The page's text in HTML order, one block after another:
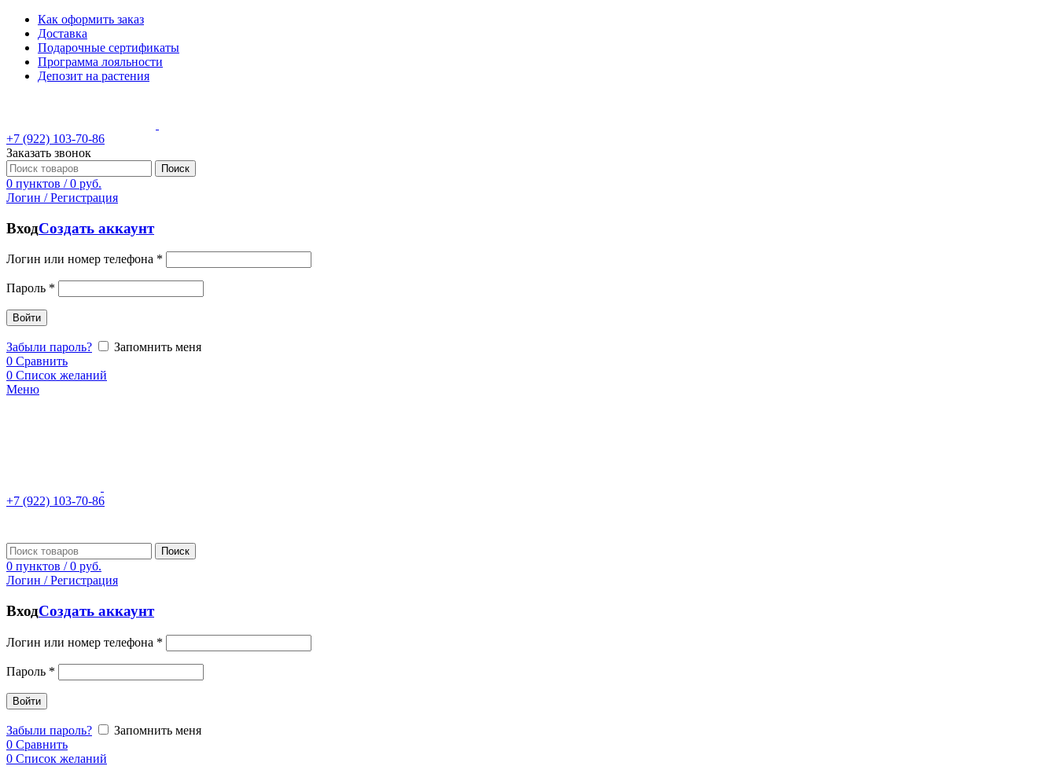
Как оформить заказ
Доставка
Подарочные сертификаты
Программа лояльности
Депозит на растения
+7 (922) 103-70-86
Заказать звонок
Поиск
0 пунктов / 0 руб.
Логин / Регистрация
ВходСоздать аккаунт
Логин или номер телефона *
Пароль *
Войти
Забыли пароль?
Запомнить меня
0 Сравнить
0 Список желаний
Меню
+7 (922) 103-70-86
Поиск
0 пунктов / 0 руб.
Логин / Регистрация
ВходСоздать аккаунт
Логин или номер телефона *
Пароль *
Войти
Забыли пароль?
Запомнить меня
0 Сравнить
0 Список желаний